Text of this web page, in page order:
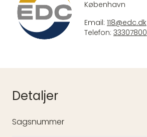
København
Email: 118@edc.dk
Telefon: 33307800
Detaljer
Sagsnummer